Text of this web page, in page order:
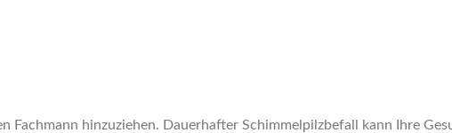
Fachmann hinzuziehen. Dauerhafter Schimmelpilzbefall kann Ihre